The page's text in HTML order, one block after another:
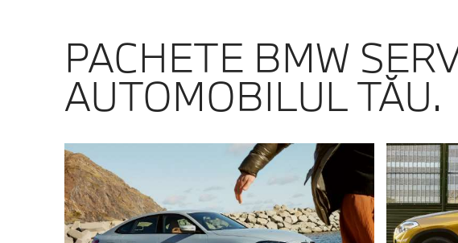
PACHETE BMW
AUTOMOBILUL TĂU.